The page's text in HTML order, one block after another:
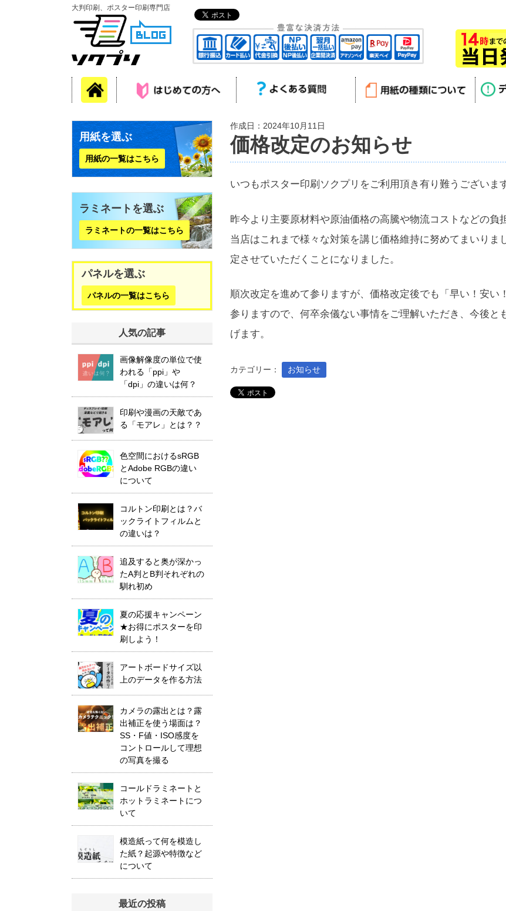
大判印刷、ポスター印刷専門店
作成日：2024年10月11日
価格改定のお知らせ
いつもポスター印刷ソクプリをご利用頂き有り難うございま
昨今より主要原材料や原油価格の高騰や物流コストなどの負
当店はこれまで様々な対策を講じ価格維持に努めてまいり
定させていただくことになりました。
順次改定を進めて参りますが、価格改定後でも「早い！安
参りますので、何卒余儀ない事情をご理解いただき、今後
げます。
カテゴリー： お知らせ
用紙を選ぶ
用紙の一覧はこちら
ラミネートを選ぶ
ラミネートの一覧はこちら
パネルを選ぶ
パネルの一覧はこちら
人気の記事
画像解像度の単位で使
われる「ppi」や
「dpi」の違いは何？
印刷や漫画の天敵であ
る「モアレ」とは？？
色空間におけるsRGB
とAdobe RGBの違い
について
コルトン印刷とは？バ
ックライトフィルムと
の違いは？
追及すると奥が深かっ
たA判とB判それぞれの
馴れ初め
夏の応援キャンペーン
★お得にポスターを印
刷しよう！
アートボードサイズ以
上のデータを作る方法
カメラの露出とは？露
出補正を使う場面は？
SS・F値・ISO感度を
コントロールして理想
の写真を撮る
コールドラミネートと
ホットラミネートにつ
いて
模造紙って何を模造し
た紙？起源や特徴など
について
最近の投稿